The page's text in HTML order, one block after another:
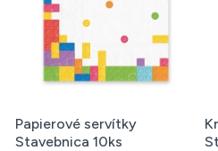
Papierové servítky
Stavebnica 10ks